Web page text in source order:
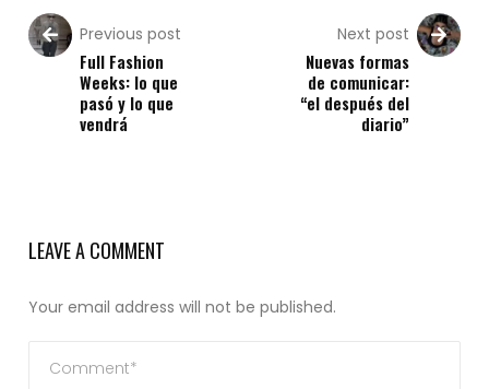
Previous post
Full Fashion
Weeks: lo que
pasó y lo que
vendrá
Next post
Nuevas formas
de comunicar:
“el después del
diario”
LEAVE A COMMENT
Your email address will not be published.